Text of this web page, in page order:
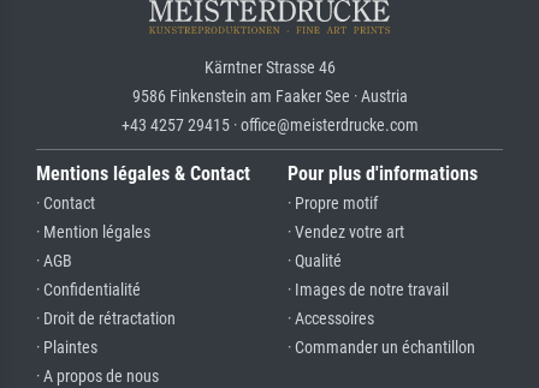
Kärntner Strasse 46
9586 Finkenstein am Faaker See · Austria
+43 4257 29415 · office@meisterdrucke.com
Mentions légales & Contact
· Contact
· Mention légales
· AGB
· Confidentialité
· Droit de rétractation
· Plaintes
· A propos de nous
Pour plus d'informations
· Propre motif
· Vendez votre art
· Qualité
· Images de notre travail
· Accessoires
· Commander un échantillon